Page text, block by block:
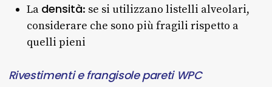
La densità: se si utilizzano listelli alveolari,
considerare che sono più fragili rispetto a
quelli pieni
Rivestimenti e frangisole pareti WPC